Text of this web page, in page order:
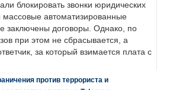
блокировать звонки юридических
массовые автоматизированные
заключены договоры. Однако, по
при этом не сбрасывается, а
за который взимается плата с
против террориста и